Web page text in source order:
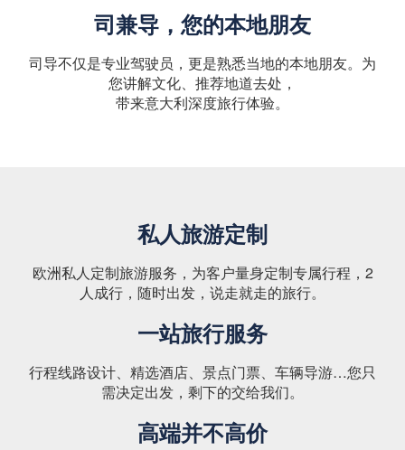
司兼导，您的本地朋友
司导不仅是专业驾驶员，更是熟悉当地的本地朋友。为
您讲解文化、推荐地道去处，
带来意大利深度旅行体验。
私人旅游定制
欧洲私人定制旅游服务，为客户量身定制专属行程，2
人成行，随时出发，说走就走的旅行。
一站旅行服务
行程线路设计、精选酒店、景点门票、车辆导游…您只
需决定出发，剩下的交给我们。
高端并不高价